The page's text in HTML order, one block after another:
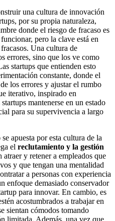
una cultura de innovación
por su propia naturaleza,
donde el riesgo de fracaso es
pero la clave está en
Una cultura de
errores, sino que los ve como
startups que entienden esto
constante, donde el
los errores y ajustar el rumbo
iterativo, inspirado en
mantenerse en un estado
para su supervivencia a largo
apuesta por esta cultura de la
el reclutamiento y la gestión
atraer y retener a empleados que
y que tengan una mentalidad
a personas con experiencia
enfoque demasiado conservador
para innovar. En cambio, es
acostumbrados a trabajar en
sientan cómodos tomando